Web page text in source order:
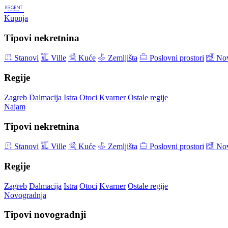
Kupnja
Tipovi nekretnina
Stanovi Ville Kuće Zemljišta Poslovni prostori
Regije
Zagreb Dalmacija Istra Otoci Kvarner Ostale regije
Najam
Tipovi nekretnina
Stanovi Ville Kuće Zemljišta Poslovni prostori
Regije
Zagreb Dalmacija Istra Otoci Kvarner Ostale regije
Novogradnja
Tipovi novogradnji